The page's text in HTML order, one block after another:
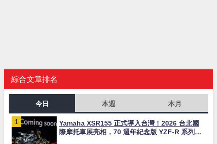
綜合文章排名
今日 本週 本月
Yamaha XSR155 正式導入台灣！2026 台北國
際摩托車展亮相，70 週年紀念版 YZF-R 系列限